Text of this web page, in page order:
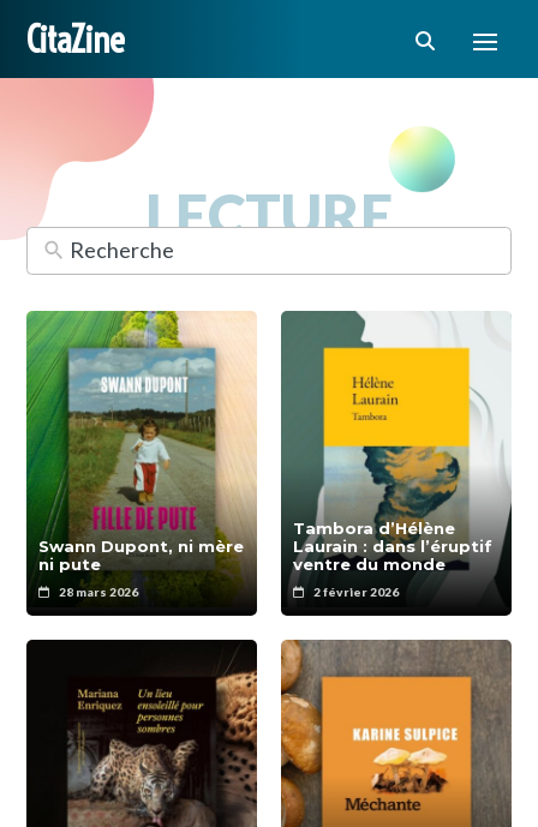
CitaZine
LECTURE
Swann Dupont, ni mère
ni pute
28 mars 2026
Tambora d’Hélène
Laurain : dans l’éruptif
ventre du monde
2 février 2026